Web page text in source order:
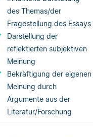
des Themas/der
Fragestellung des Essays
Darstellung der
reflektierten subjektiven
Meinung
Bekräftigung der eigenen
Meinung durch
Argumente aus der
Literatur/Forschung